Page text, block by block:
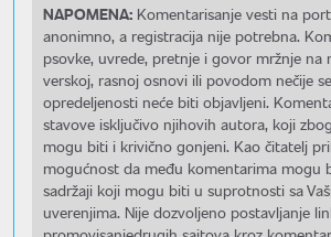
NAPOMENA: Komentarisanje vesti na
anonimno, a registracija nije potrebna.
psovke, uvrede, pretnje i govor mržnje na
verskoj, rasnoj osnovi ili povodom nečije
opredeljenosti neće biti objavljeni.
stavove isključivo njihovih autora, koji
mogu biti i krivično gonjeni. Kao čitatelj
mogućnost da među komentarima mogu
sadržaji koji mogu biti u suprotnosti sa
uverenjima. Nije dozvoljeno postavljanje